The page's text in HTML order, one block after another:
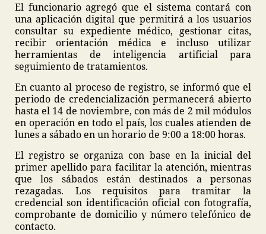
El funcionario agregó que el sistema contará con
una aplicación digital que permitirá a los usuarios
consultar su expediente médico, gestionar citas,
recibir orientación médica e incluso utilizar
herramientas de inteligencia artificial para
seguimiento de tratamientos.
En cuanto al proceso de registro, se informó que el
periodo de credencialización permanecerá abierto
hasta el 14 de noviembre, con más de 2 mil módulos
en operación en todo el país, los cuales atienden de
lunes a sábado en un horario de 9:00 a 18:00 horas.
El registro se organiza con base en la inicial del
primer apellido para facilitar la atención, mientras
que los sábados están destinados a personas
rezagadas. Los requisitos para tramitar la
credencial son identificación oficial con fotografía,
comprobante de domicilio y número telefónico de
contacto.